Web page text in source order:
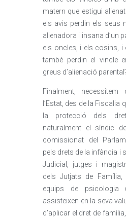
matern que estigui
els avis perdin els seus
alienadora i insana d’un
els oncles, i els cosins, i
també perdin el vincle
greus d’alienació
Finalment, necessitem
l’Estat, des de la Fiscalia
la protecció dels
naturalment el síndic
comissionat del
pels drets de la infància i
Judicial, jutges i
dels Jutjats de
equips de psicologia
assisteixen en la seva
d’aplicar el dret de